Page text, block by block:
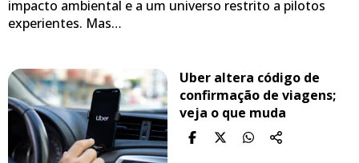
impacto ambiental e a um universo restrito a pilotos
experientes. Mas…
Uber altera código de
confirmação de viagens;
veja o que muda